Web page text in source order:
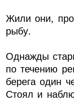
Жили они,
рыбу.
Однажды
по течению
берега один
Стоял и